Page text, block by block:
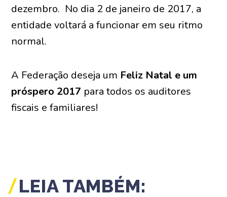
dezembro. No dia 2 de janeiro de 2017, a
entidade voltará a funcionar em seu ritmo
normal.
A Federação deseja um Feliz Natal e um
próspero 2017 para todos os auditores
fiscais e familiares!
LEIA TAMBÉM: